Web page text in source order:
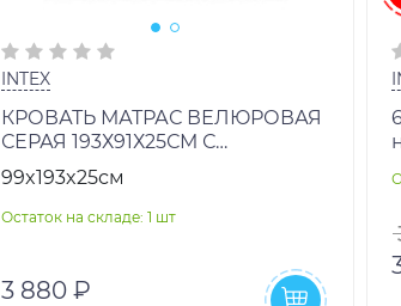
INTEX
КРОВАТЬ МАТРАС ВЕЛЮРОВАЯ
СЕРАЯ 193Х91Х25СМ С
ПОКРЫВАЛОМ НА МОЛНИИ
ВСТРОЕННЫЙ НАСОС 220В
ВН:66998
99x193x25см
Остаток на складе: 1 шт
3 880 ₽